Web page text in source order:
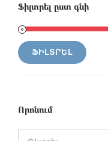
Ֆիլտրել ըստ գնի
Min
MaxՖԻԼՏՐԵԼ
Որոնում